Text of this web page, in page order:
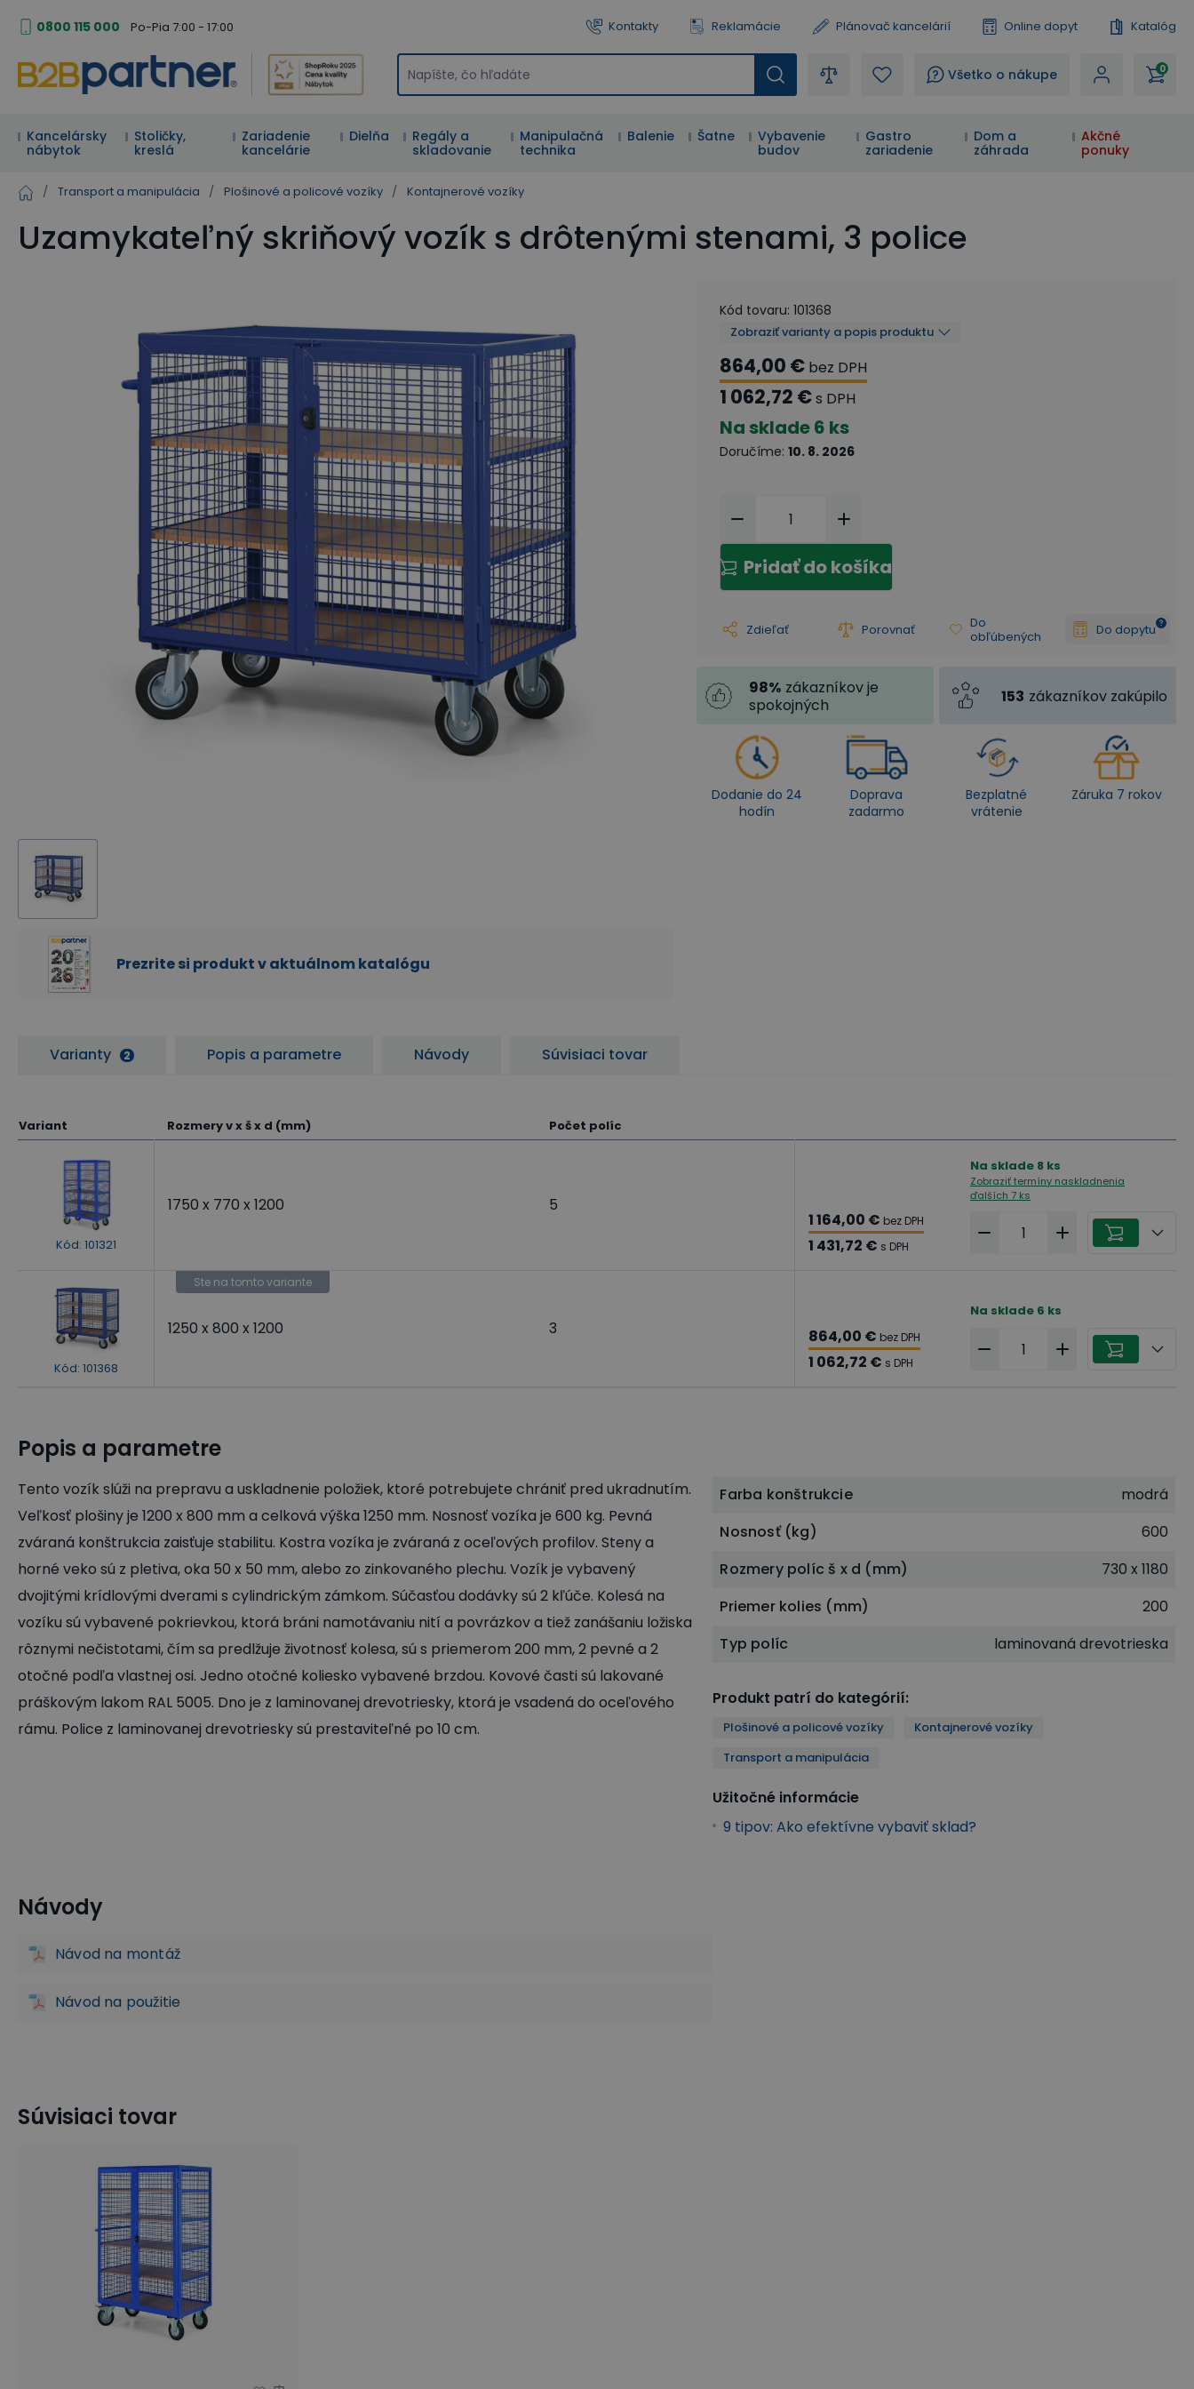
0800 115 000 Po-Pia 7:00 - 17:00 Kontakty Reklamácie Plánovač kancelárií Online dopyt Katalóg
? Všetko o nákupe 0
Kancelársky
nábytok
Stoličky,
kreslá
Zariadenie
kancelárie
Dielňa
Regály a
skladovanie
Manipulačná
technika
Balenie Šatne
Vybavenie
budov
Gastro
zariadenie
Dom a
záhrada
Akčné
ponuky
/ Transport a manipulácia / Plošinové a policové vozíky / Kontajnerové vozíky
Uzamykateľný skriňový vozík s drôtenými stenami, 3 police
Prezrite si produkt v aktuálnom katalógu
Kód tovaru: 101368
Zobraziť varianty a popis produktu
864,00 € bez DPH
1 062,72 €s DPH
Na sklade6 ks
Doručíme: 10. 8. 2026
Pridať do košíka
Zdieľať Porovnať
Do
obľúbených
Do dopytu
98% zákazníkov je
spokojných
153 zákazníkov zakúpilo
Dodanie do 24
hodín
Doprava
zadarmo
Bezplatné
vrátenie
Záruka 7 rokov
Varianty 2 Popis a parametre Návody Súvisiaci tovar
Variant Rozmery v x š x d (mm) Počet políc
Kód: 101321
1750 x 770 x 1200 5
1 164,00 € bez DPH
1 431,72 € s DPH
Na sklade 8 ks
Zobraziť termíny naskladnenia
ďalších 7 ks
Kód: 101368
Ste na tomto variante
1250 x 800 x 1200 3 864,00 € bez DPH
1 062,72 € s DPH
Na sklade 6 ks
Popis a parametre
Tento vozík slúži na prepravu a uskladnenie položiek, ktoré potrebujete chrániť pred ukradnutím.
Veľkosť plošiny je 1200 x 800 mm a celková výška 1250 mm. Nosnosť vozíka je 600 kg. Pevná
zváraná konštrukcia zaisťuje stabilitu. Kostra vozíka je zváraná z oceľových profilov. Steny a
horné veko sú z pletiva, oka 50 x 50 mm, alebo zo zinkovaného plechu. Vozík je vybavený
dvojitými krídlovými dverami s cylindrickým zámkom. Súčasťou dodávky sú 2 kľúče. Kolesá na
vozíku sú vybavené pokrievkou, ktorá bráni namotávaniu nití a povrázkov a tiež zanášaniu ložiska
rôznymi nečistotami, čím sa predlžuje životnosť kolesa, sú s priemerom 200 mm, 2 pevné a 2
otočné podľa vlastnej osi. Jedno otočné koliesko vybavené brzdou. Kovové časti sú lakované
práškovým lakom RAL 5005. Dno je z laminovanej drevotriesky, ktorá je vsadená do oceľového
rámu. Police z laminovanej drevotriesky sú prestaviteľné po 10 cm.
Farba konštrukcie
modrá
Nosnosť (kg)
600
Rozmery políc š x d (mm)
730 x 1180
Priemer kolies (mm)
200
Typ políc
laminovaná drevotrieska
Produkt patrí do kategórií:
Plošinové a policové vozíky
Kontajnerové vozíky
Transport a manipulácia
Užitočné informácie
9 tipov: Ako efektívne vybaviť sklad?
Plošinové a policové vozíky
Návody
Návod na montáž
Návod na použitie
Súvisiaci tovar